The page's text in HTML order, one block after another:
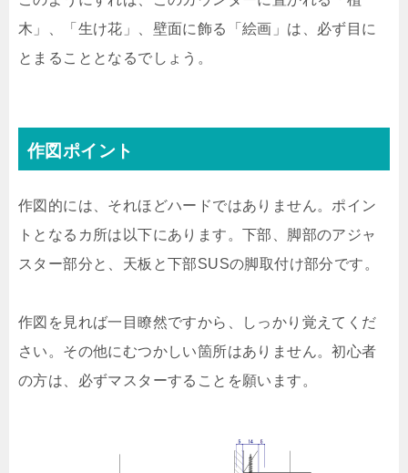
木」、「生け花」、壁面に飾る「絵画」は、必ず目に
とまることとなるでしょう。
作図ポイント
作図的には、それほどハードではありません。ポイン
トとなるカ所は以下にあります。下部、脚部のアジャ
スター部分と、天板と下部SUSの脚取付け部分です。
作図を見れば一目瞭然ですから、しっかり覚えてくだ
さい。その他にむつかしい箇所はありません。初心者
の方は、必ずマスターすることを願います。